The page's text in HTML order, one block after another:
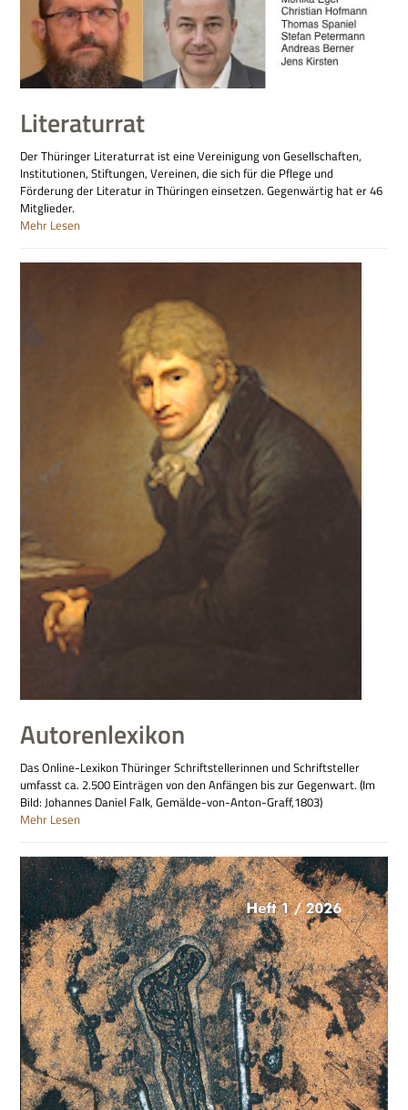
Literaturrat
Der Thüringer Literaturrat ist eine Vereinigung von Gesellschaften,
Institutionen, Stiftungen, Vereinen, die sich für die Pflege und
Förderung der Literatur in Thüringen einsetzen. Gegenwärtig hat er 46
Mitglieder.
Mehr Lesen
Autorenlexikon
Das Online-Lexikon Thüringer Schriftstellerinnen und Schriftsteller
umfasst ca. 2.500 Einträgen von den Anfängen bis zur Gegenwart. (Im
Bild: Johannes Daniel Falk, Gemälde-von-Anton-Graff,1803)
Mehr Lesen